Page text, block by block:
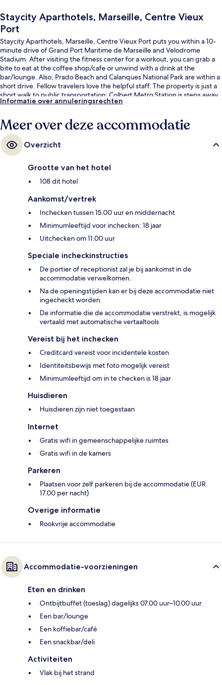
Staycity Aparthotels, Marseille, Centre Vieux
Port
Staycity Aparthotels, Marseille, Centre Vieux Port puts you within a 10-
minute drive of Grand Port Maritime de Marseille and Velodrome
Stadium. After visiting the fitness center for a workout, you can grab a
bite to eat at the coffee shop/cafe or unwind with a drink at the
bar/lounge. Also, Prado Beach and Calanques National Park are within a
short drive. Fellow travelers love the helpful staff. The property is just a
short walk to public transportation: Colbert Metro Station is steps away
and Jules Guesde Station is 3 minutes.
Informatie over annuleringsrechten
Meer over deze accommodatie
Overzicht
Grootte van het hotel
108 dit hotel
Aankomst/vertrek
Inchecken tussen 15.00 uur en middernacht
Minimumleeftijd voor inchecken: 18 jaar
Uitchecken om 11.00 uur
Speciale incheckinstructies
De portier of receptionist zal je bij aankomst in de
accommodatie verwelkomen.
Na de openingstijden kan er bij deze accommodatie niet
ingecheckt worden.
De informatie die de accommodatie verstrekt, is mogelijk
vertaald met automatische vertaaltools
Vereist bij het inchecken
Creditcard vereist voor incidentele kosten
Identiteitsbewijs met foto mogelijk vereist
Minimumleeftijd om in te checken is 18 jaar
Huisdieren
Huisdieren zijn niet toegestaan
Internet
Gratis wifi in gemeenschappelijke ruimtes
Gratis wifi in de kamers
Parkeren
Plaatsen voor zelf parkeren bij de accommodatie (EUR
17.00 per nacht)
Overige informatie
Rookvrije accommodatie
Accommodatie-voorzieningen
Eten en drinken
Ontbijtbuffet (toeslag) dagelijks 07.00 uur–10.00 uur
Een bar/lounge
Een koffiebar/café
Een snackbar/deli
Activiteiten
Vlak bij het strand